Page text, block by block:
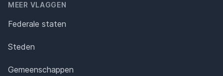
MEER VLAGGEN
Federale staten
Steden
Gemeenschappen